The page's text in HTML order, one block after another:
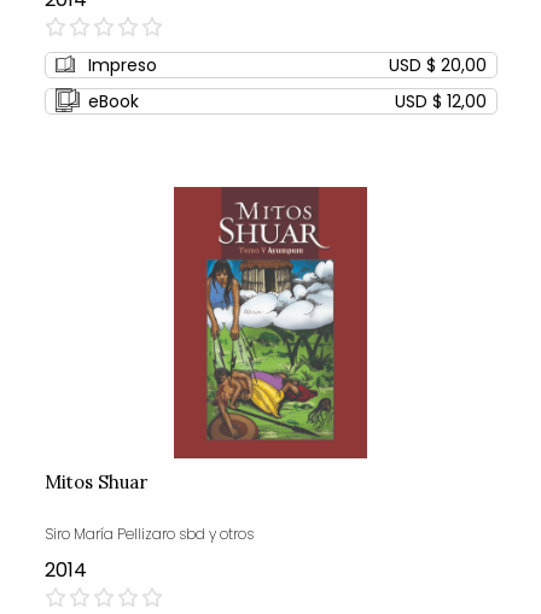
0%
Impreso
USD $ 20,00
eBook
USD $ 12,00
Mitos Shuar
Siro María Pellizaro sbd y otros
2014